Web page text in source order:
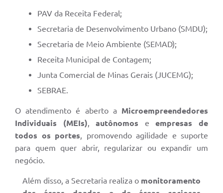
PAV da Receita Federal;
Secretaria de Desenvolvimento Urbano (SMDU);
Secretaria de Meio Ambiente (SEMAD);
Receita Municipal de Contagem;
Junta Comercial de Minas Gerais (JUCEMG);
SEBRAE.
O atendimento é aberto a Microempreendedores
Individuais (MEIs),autônomos eempresas de
todos os portes, promovendo agilidade e suporte
para quem quer abrir, regularizar ou expandir um
negócio.
Além disso, a Secretaria realiza o monitoramento